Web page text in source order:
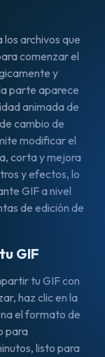
archivos que
comenzar el
y
parte aparece
animada de
cambio de
modificar el
corta y mejora
y efectos, lo
GIF a nivel
de edición de
GIF
tu GIF con
haz clic en la
el formato de
para
listo para